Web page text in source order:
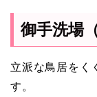
御手洗場
立派な鳥居をく
す。